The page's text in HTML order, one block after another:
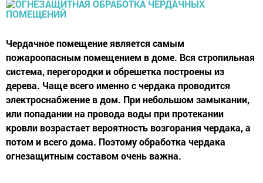
Чердачное помещение является самым
пожароопасным помещением в доме. Вся стропильная
система, перегородки и обрешетка построены из
дерева. Чаще всего именно с чердака проводится
электроснабжение в дом. При небольшом замыкании,
или попадании на провода воды при протекании
кровли возрастает вероятность возгорания чердака, а
потом и всего дома. Поэтому обработка чердака
огнезащитным составом очень важна.